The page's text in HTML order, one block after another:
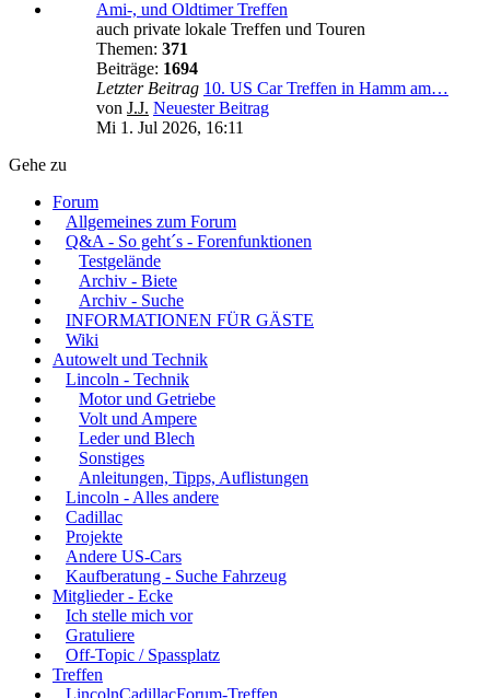
Ami-, und Oldtimer Treffen
auch private lokale Treffen und Touren
Themen: 371
Beiträge: 1694
Letzter Beitrag 10. US Car Treffen in Hamm am…
von J.J. Neuester Beitrag
Mi 1. Jul 2026, 16:11
Gehe zu
Forum
Allgemeines zum Forum
Q&A - So geht´s - Forenfunktionen
Testgelände
Archiv - Biete
Archiv - Suche
INFORMATIONEN FÜR GÄSTE
Wiki
Autowelt und Technik
Lincoln - Technik
Motor und Getriebe
Volt und Ampere
Leder und Blech
Sonstiges
Anleitungen, Tipps, Auflistungen
Lincoln - Alles andere
Cadillac
Projekte
Andere US-Cars
Kaufberatung - Suche Fahrzeug
Mitglieder - Ecke
Ich stelle mich vor
Gratuliere
Off-Topic / Spassplatz
Treffen